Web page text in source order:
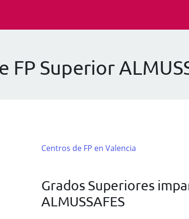
FP Superior
Centros de FP en Valencia
Grados Superiores
ALMUSSAFES